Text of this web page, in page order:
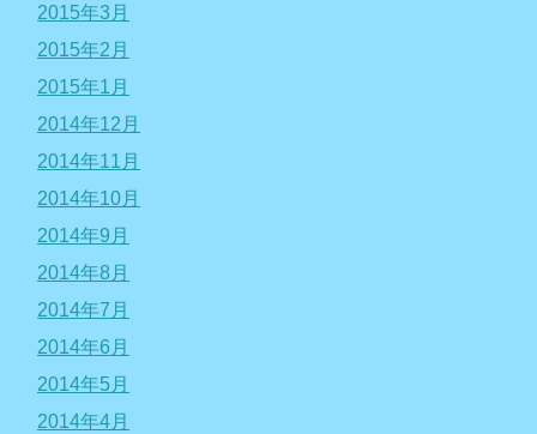
2015年3月
2015年2月
2015年1月
2014年12月
2014年11月
2014年10月
2014年9月
2014年8月
2014年7月
2014年6月
2014年5月
2014年4月